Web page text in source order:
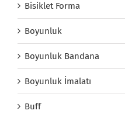
Bisiklet Forma
Boyunluk
Boyunluk Bandana
Boyunluk İmalatı
Buff